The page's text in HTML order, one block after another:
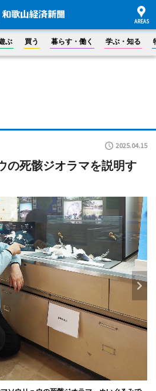
ぶ 買う 暮らす・働く 学ぶ・知る
2025.04.15
の死骸ジオラマを説明す